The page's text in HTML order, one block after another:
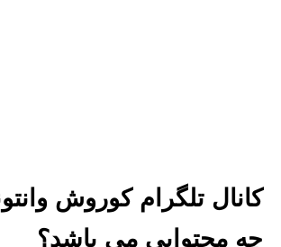
کانال تلگرام کوروش
چه محتوایی می باشد؟